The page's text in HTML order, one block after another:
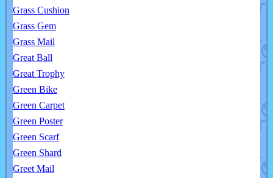
Grass Cushion
Grass Gem
Grass Mail
Great Ball
Great Trophy
Green Bike
Green Carpet
Green Poster
Green Scarf
Green Shard
Greet Mail